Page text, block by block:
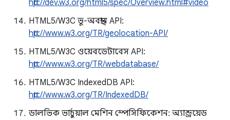
http://dev.w3.org/html5/spec/Overview.html#video
HTML5/W3C ভূ-অবস্থান API:
http://www.w3.org/TR/geolocation-API/
HTML5/W3C ওয়েবডেটাবেস API:
http://www.w3.org/TR/webdatabase/
HTML5/W3C IndexedDB API:
http://www.w3.org/TR/IndexedDB/
ডালভিক ভার্চুয়াল মেশিন স্পেসিফিকেশন: অ্যান্ড্রয়েড